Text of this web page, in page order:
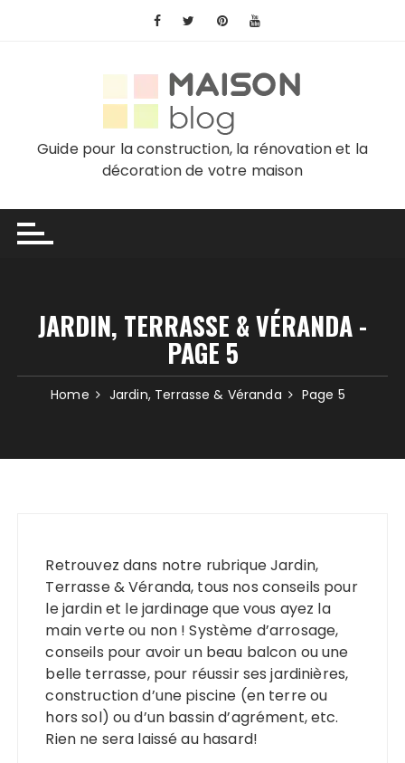
Guide pour la construction, la rénovation et la
décoration de votre maison
JARDIN, TERRASSE & VÉRANDA -
PAGE 5
Home Jardin, Terrasse & Véranda Page 5
Retrouvez dans notre rubrique Jardin,
Terrasse & Véranda, tous nos conseils pour
le jardin et le jardinage que vous ayez la
main verte ou non ! Système d’arrosage,
conseils pour avoir un beau balcon ou une
belle terrasse, pour réussir ses jardinières,
construction d’une piscine (en terre ou
hors sol) ou d’un bassin d’agrément, etc.
Rien ne sera laissé au hasard!